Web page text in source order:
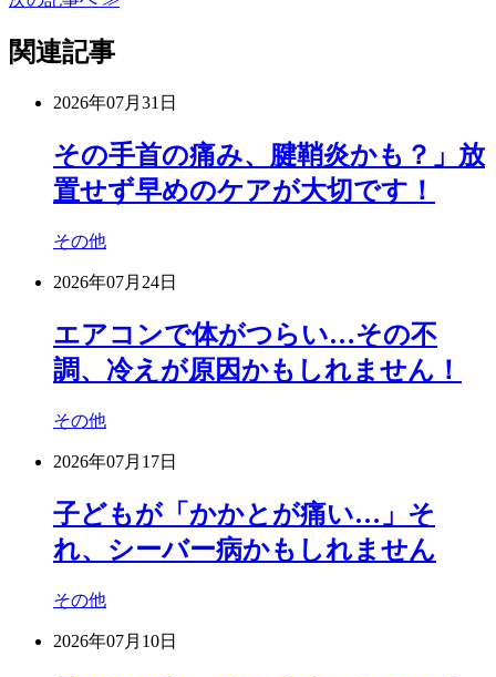
関連記事
2026年07月31日
その手首の痛み、腱鞘炎かも？」放
置せず早めのケアが大切です！
その他
2026年07月24日
エアコンで体がつらい…その不
調、冷えが原因かもしれません！
その他
2026年07月17日
子どもが「かかとが痛い…」そ
れ、シーバー病かもしれません
その他
2026年07月10日